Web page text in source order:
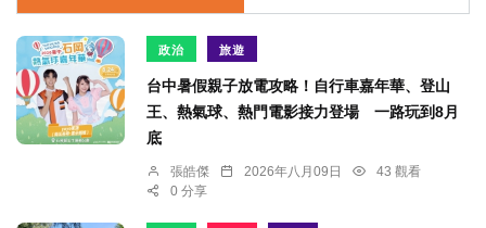
政治 旅遊
台中暑假親子放電攻略！自行車嘉年華、登山
王、熱氣球、熱門電影接力登場 一路玩到8月
底
張皓傑 2026年八月09日
43 觀看
0 分享